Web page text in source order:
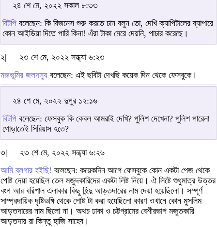
২৪ শে মে, ২০২২ সকাল ৮:৩৩
বিটপি বলেছেন: কি বিজনেস শুরু করতে চান বলুন তো, দেখি ক্যাপিটালের ব্যাপারে
কোন আইডিয়া দিতে পারি কিনা! এঁরা টাকা মেরে দেয়নি, পাচার করেছে।
২|
২৩ শে মে, ২০২২ সন্ধ্যা ৬:২৩
মরুভূমির জলদস্যু বলেছেন: এই ছবিটা দেখছি কয়েক দিন থেকে ফেসবুকে।
২৪ শে মে, ২০২২ দুপুর ১২:১৬
বিটপি বলেছেন: ফেসবুক কি কেবল আমরাই দেখি? পুলিশ দেখেনা? পুলিশ পারেনা
গোড়াতেই সিরিয়াস হতে?
৩|
২৩ শে মে, ২০২২ সন্ধ্যা ৬:২৬
আমি ব্লগার হইছি! বলেছেন: কয়েকদিন আগে ফেসবুকে কোন একটা পেজ থেকে
পোষ্ট দেয়া হয়েছিল তেল মজুদকারিদের একটা লিষ্ট নিয়ে। ঐ লিষ্টে শুধুমাত্র উত্তর
বংগ আর বরিশাল এলাকার কিছু হিন্দু আড়তদারের নাম দেয়া হয়েছিলো। সম্পূর্ণ
সাম্প্রদায়িক দৃষ্টিভঙ্গি থেকে পোষ্ট টা করা হয়েছিলো কারণ ওখানে কোন মুসলিম
আড়তদারের নাম ছিলো না। অথচ ঢাকা ও চট্টগ্রামের বেশীরভাগ মজুতকারি
আড়তদার রা কিন্তু হাজি সাহেব।